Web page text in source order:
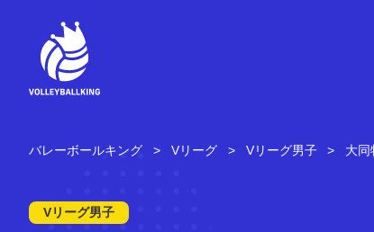
バレーボールキング Vリーグ Vリーグ男子 大同
Vリーグ男子